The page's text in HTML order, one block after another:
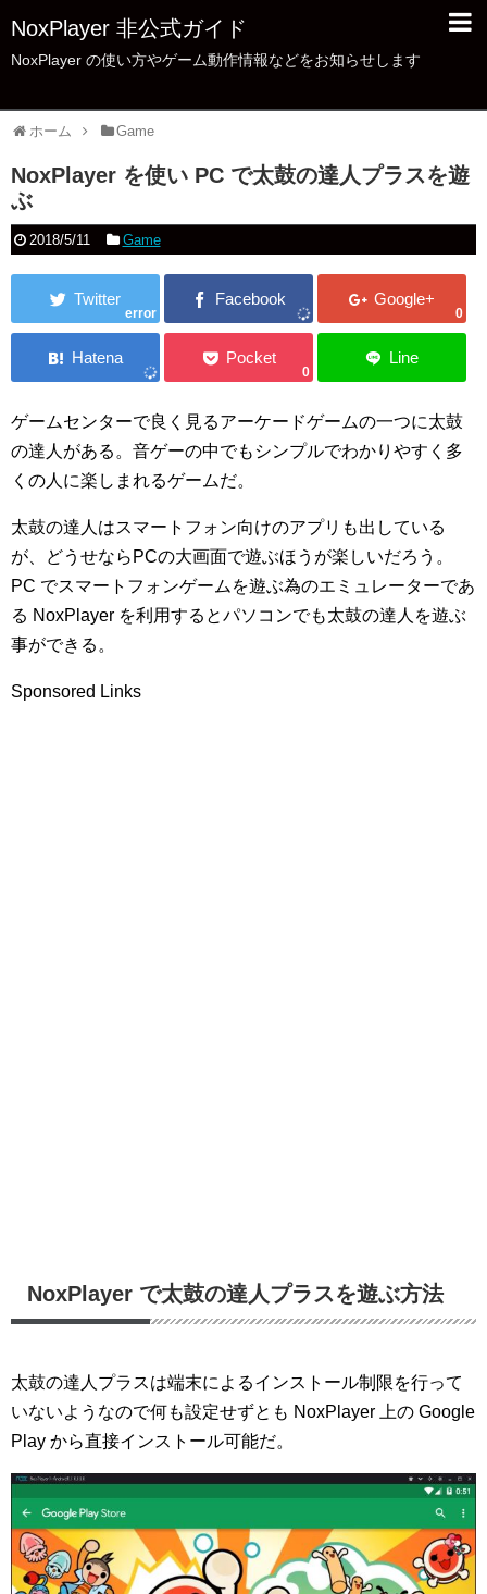
NoxPlayer 非公式ガイド
NoxPlayer の使い方やゲーム動作情報などをお知らせします
ホーム Game
NoxPlayer を使い PC で太鼓の達人プラスを遊
ぶ
2018/5/11 Game
error 0
0
ゲームセンターで良く見るアーケードゲームの一つに太鼓
の達人がある。音ゲーの中でもシンプルでわかりやすく多
くの人に楽しまれるゲームだ。
太鼓の達人はスマートフォン向けのアプリも出している
が、どうせならPCの大画面で遊ぶほうが楽しいだろう。
PC でスマートフォンゲームを遊ぶ為のエミュレーターであ
る NoxPlayer を利用するとパソコンでも太鼓の達人を遊ぶ
事ができる。
Sponsored Links
NoxPlayer で太鼓の達人プラスを遊ぶ方法
太鼓の達人プラスは端末によるインストール制限を行って
いないようなので何も設定せずとも NoxPlayer 上の Google
Play から直接インストール可能だ。